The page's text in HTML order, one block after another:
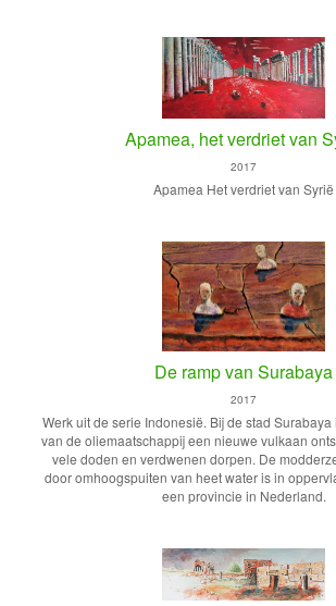
Apamea, het verdriet van
2017
Apamea Het verdriet van Syrië
De ramp van Surabaya
2017
Werk uit de serie Indonesië. Bij de stad
van de oliemaatschappij een nieuwe vulkaan
vele doden en verdwenen dorpen. De
door omhoogspuiten van heet water is in
een provincie in Nederland.